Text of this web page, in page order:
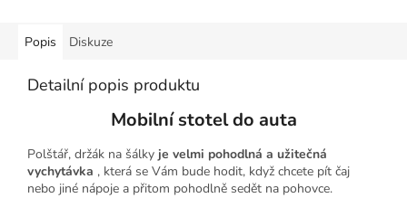
Popis Diskuze
Detailní popis produktu
Mobilní stotel do auta
Polštář, držák na šálky je velmi pohodlná a užitečná
vychytávka , která se Vám bude hodit, když chcete pít čaj
nebo jiné nápoje a přitom pohodlně sedět na pohovce.